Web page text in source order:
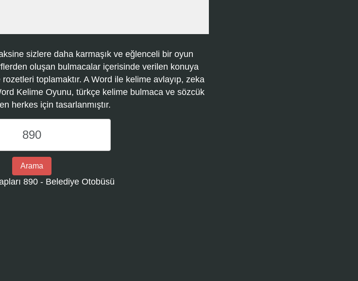
sizlere daha karmaşık ve eğlenceli bir oyun
oluşan bulmacalar içerisinde verilen konuya
toplamaktır. A Word ile kelime avlayıp, zeka
Kelime Oyunu, türkçe kelime bulmaca ve sözcük
herkes için tasarlanmıştır.
Word
Kelime
Oyunu
bulmaca
numarasını
Arama
890 - Belediye Otobüsü